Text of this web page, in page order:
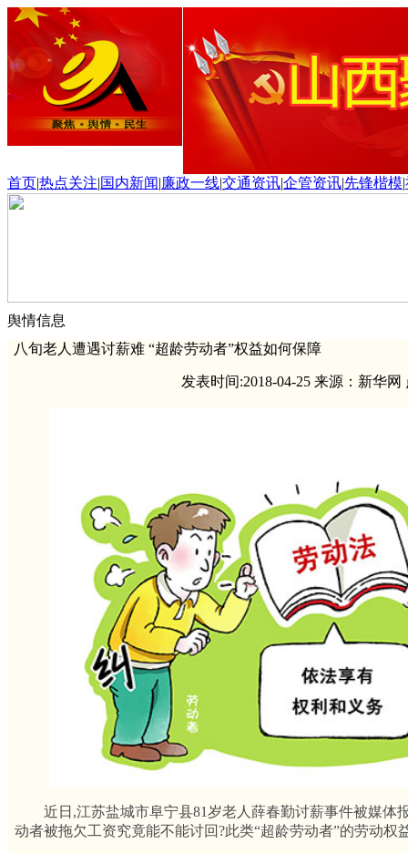
首页|热点关注|国内新闻|廉政一线|交通资讯|企管资讯|先锋楷模|
舆情信息
八旬老人遭遇讨薪难 “超龄劳动者”权益如何保障
发表时间:2018-04-25 来源：新华网
近日,江苏盐城市阜宁县81岁老人薛春勤讨薪事件被媒体
动者被拖欠工资究竟能不能讨回?此类“超龄劳动者”的劳动权